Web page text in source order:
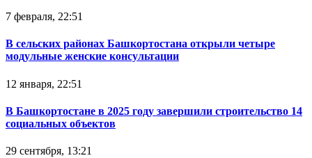
7 февраля, 22:51
В сельских районах Башкортостана открыли четыре
модульные женские консультации
12 января, 22:51
В Башкортостане в 2025 году завершили строительство 14
социальных объектов
29 сентября, 13:21